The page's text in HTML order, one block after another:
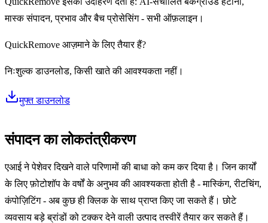
मास्क संपादन, प्रभाव और बैच प्रोसेसिंग - सभी ऑफ़लाइन।
QuickRemove आज़माने के लिए तैयार हैं?
निःशुल्क डाउनलोड, किसी खाते की आवश्यकता नहीं।
मुफ्त डाउनलोड
संपादन का लोकतंत्रीकरण
एआई ने पेशेवर दिखने वाले परिणामों की बाधा को कम कर दिया है। जिन कार्यों
के लिए फ़ोटोशॉप के वर्षों के अनुभव की आवश्यकता होती है - मास्किंग, रीटचिंग,
कंपोज़िटिंग - अब कुछ ही क्लिक के साथ प्राप्त किए जा सकते हैं। छोटे
व्यवसाय बड़े ब्रांडों को टक्कर देने वाली उत्पाद तस्वीरें तैयार कर सकते हैं।